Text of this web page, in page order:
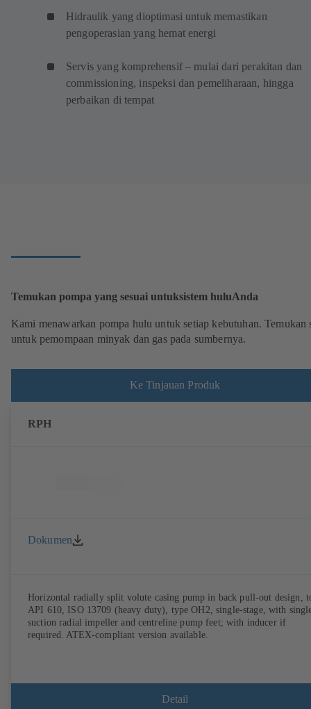
Hidraulik yang dioptimasi untuk memastikan
pengoperasian yang hemat energi
Servis yang komprehensif – mulai dari perakitan dan
commissioning, inspeksi dan pemeliharaan, hingga
perbaikan di tempat
Temukan pompa yang sesuai untuksistem huluAnda
Kami menawarkan pompa hulu untuk setiap kebutuhan. Temukan
untuk pemompaan minyak dan gas pada sumbernya.
Ke Tinjauan Produk
RPH
Dokumen
Horizontal radially split volute casing pump in back pull-out design,
API 610, ISO 13709 (heavy duty), type OH2, single-stage, with
suction radial impeller and centreline pump feet; with inducer if
required. ATEX-compliant version available.
Detail